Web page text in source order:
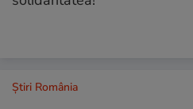
Știri România